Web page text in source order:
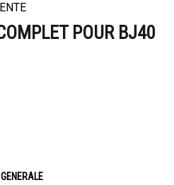
POUR BJ40
GENERALE